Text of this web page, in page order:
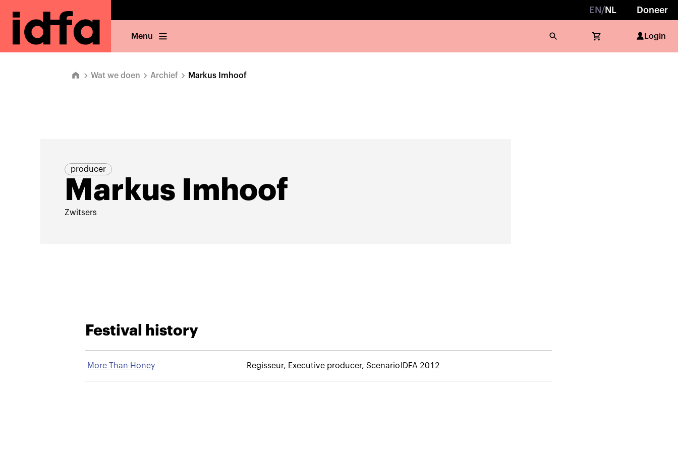
EN /NL Doneer
Menu Login
Wat we doen Archief Markus Imhoof
producer
Markus Imhoof
Zwitsers
Festival history
More Than Honey Regisseur, Executive producer, Scenario IDFA 2012